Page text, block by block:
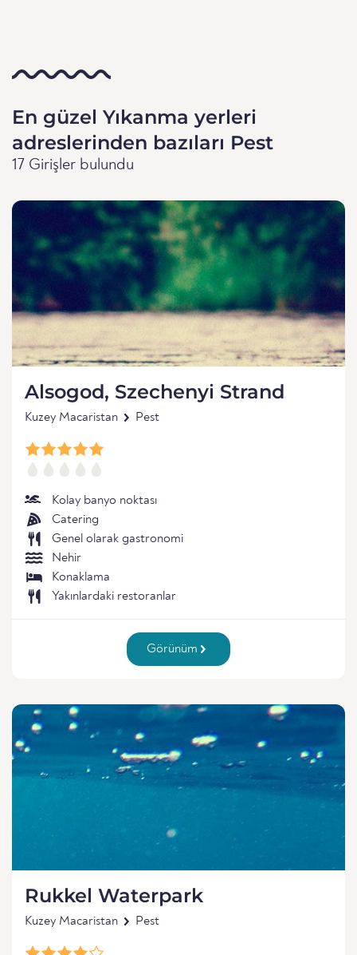
En güzel Yıkanma yerleri
adreslerinden bazıları Pest
17 Girişler bulundu
Alsogod, Szechenyi Strand
Kuzey Macaristan Pest
Kolay banyo noktası
Catering
Genel olarak gastronomi
Nehir
Konaklama
Yakınlardaki restoranlar
Görünüm
Rukkel Waterpark
Kuzey Macaristan Pest